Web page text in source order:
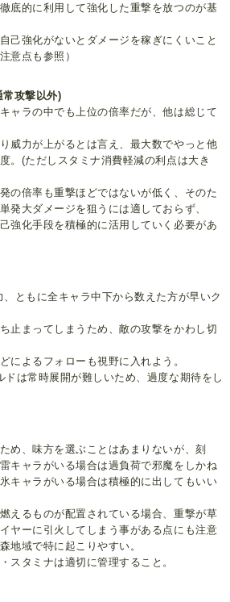
底的に利用して強化した重撃を放つのが基
己強化がないとダメージを稼ぎにくいこと
意点も参照）
常攻撃以外)
ャラの中でも上位の倍率だが、他は総じて
威力が上がるとは言え、最大数でやっと他
。(ただしスタミナ消費軽減の利点は大き
の倍率も重撃ほどではないが低く、そのた
発大ダメージを狙うには適しておらず、
強化手段を積極的に活用していく必要があ
ともに全キャラ中下から数えた方が早いク
止まってしまうため、敵の攻撃をかわし切
によるフォローも視野に入れよう。
ドは常時展開が難しいため、過度な期待をし
め、味方を選ぶことはあまりないが、刻
キャラがいる場合は過負荷で邪魔をしかね
キャラがいる場合は積極的に出してもいい
えるものが配置されている場合、重撃が草
ヤーに引火してしまう事がある点にも注意
地域で特に起こりやすい。
スタミナは適切に管理すること。